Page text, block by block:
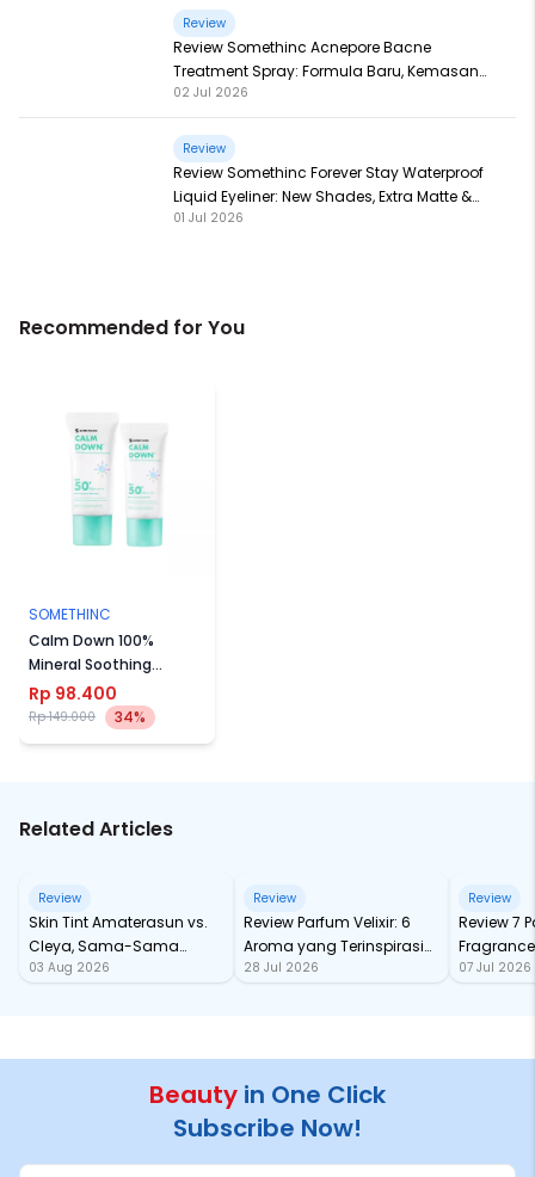
Review
Review Somethinc Acnepore Bacne
Treatment Spray: Formula Baru, Kemasan
Baru, Makin Ampuh!
02 Jul 2026
Review
Review Somethinc Forever Stay Waterproof
Liquid Eyeliner: New Shades, Extra Matte &
Super Pigmented!
01 Jul 2026
Recommended for You
SOMETHINC
Calm Down 100%
Mineral Soothing
Sunscreen SPF 50+
PA++++
Rp 98.400
Rp 149.000 34%
Related Articles
Review
Skin Tint Amaterasun vs.
Cleya, Sama-Sama
dengan SPF, Mana yang
03 Aug 2026
Review
Review Parfum Velixir: 6
Aroma yang Terinspirasi
dari Karakter Mitologi
28 Jul 2026
Review
Review 7
tahan
07 Jul 2026
Beauty in One Click
Subscribe Now!